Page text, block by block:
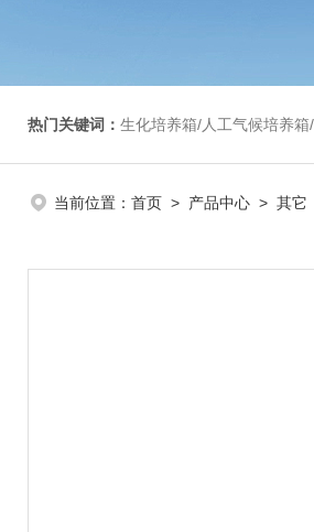
热门关键词： 生化培养箱/人工气候培养箱/电热恒温培养
当前位置： 首页 > 产品中心 > 其它